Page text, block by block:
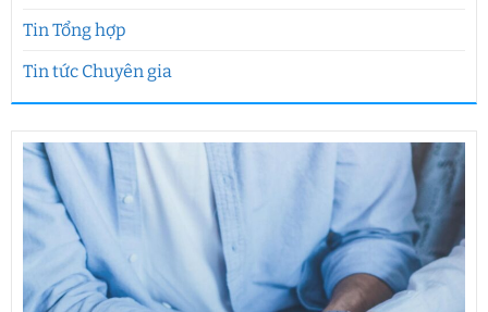
Tin Tổng hợp
Tin tức Chuyên gia